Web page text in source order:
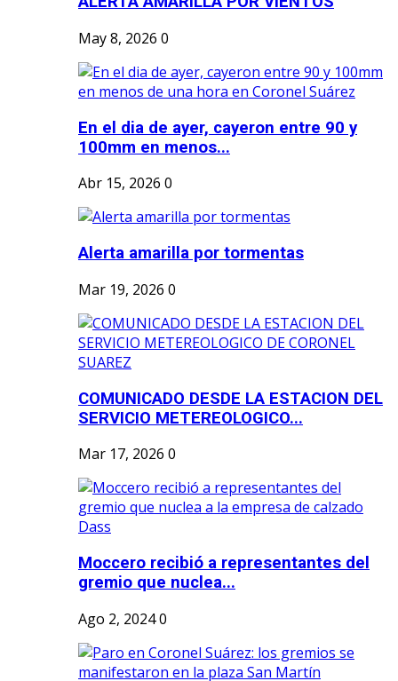
May 8, 2026 0
En el dia de ayer, cayeron entre 90 y
100mm en menos...
Abr 15, 2026 0
Alerta amarilla por tormentas
Mar 19, 2026 0
COMUNICADO DESDE LA ESTACION DEL
SERVICIO METEREOLOGICO...
Mar 17, 2026 0
Moccero recibió a representantes del
gremio que nuclea...
Ago 2, 20240